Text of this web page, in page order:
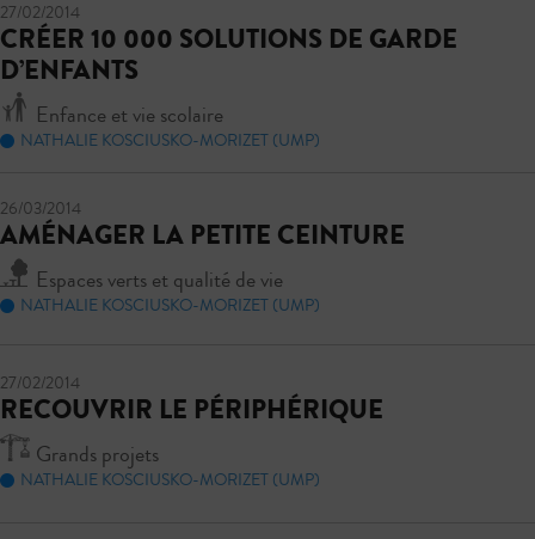
27/02/2014
CRÉER 10 000 SOLUTIONS DE GARDE
D’ENFANTS
Enfance et vie scolaire
NATHALIE KOSCIUSKO-MORIZET (UMP)
26/03/2014
AMÉNAGER LA PETITE CEINTURE
Espaces verts et qualité de vie
NATHALIE KOSCIUSKO-MORIZET (UMP)
27/02/2014
RECOUVRIR LE PÉRIPHÉRIQUE
Grands projets
NATHALIE KOSCIUSKO-MORIZET (UMP)